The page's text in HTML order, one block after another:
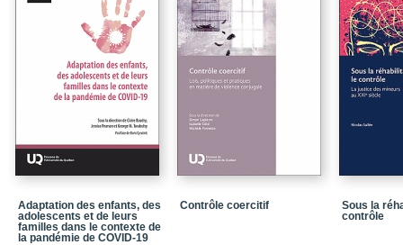
Bibliographie
Le mariage et le
opposition radicale
La notion juridique de
Le couple duo / De
Adaptation des enfants, des
adolescents et de leurs
familles dans le contexte de
la pandémie de COVID-19
Contrôle coercitif
Sous la
contrôle